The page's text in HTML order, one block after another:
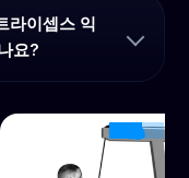
라이셉스 익
요?